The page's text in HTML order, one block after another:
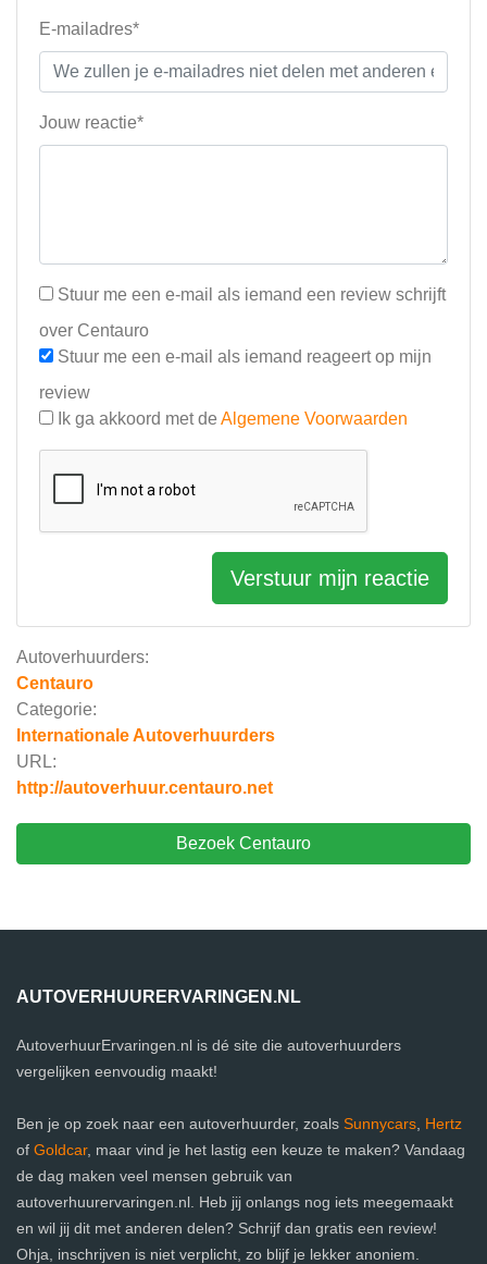
Autoverhuurders:
Centauro
Categorie:
Internationale Autoverhuurders
URL:
http://autoverhuur.centauro.net
Bezoek Centauro
E-mailadres*
Jouw reactie*
Stuur me een e-mail als iemand een review schrijft
over Centauro
Stuur me een e-mail als iemand reageert op mijn
review
Ik ga akkoord met de Algemene Voorwaarden
Verstuur mijn reactie
AUTOVERHUURERVARINGEN.NL
AutoverhuurErvaringen.nl is dé site die autoverhuurders
vergelijken eenvoudig maakt!
Ben je op zoek naar een autoverhuurder, zoals Sunnycars Hertz
of Goldcar, maar vind je het lastig een keuze te maken? Vandaag
de dag maken veel mensen gebruik van
autoverhuurervaringen.nl. Heb jij onlangs nog iets meegemaakt
en wil jij dit met anderen delen? Schrijf dan gratis een review!
Ohja, inschrijven is niet verplicht, zo blijf je lekker anoniem.